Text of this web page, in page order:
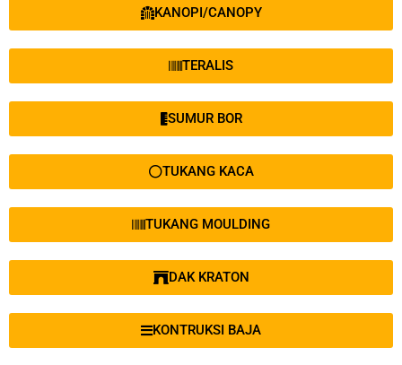
KANOPI/CANOPY
TERALIS
SUMUR BOR
TUKANG KACA
TUKANG MOULDING
DAK KRATON
KONTRUKSI BAJA